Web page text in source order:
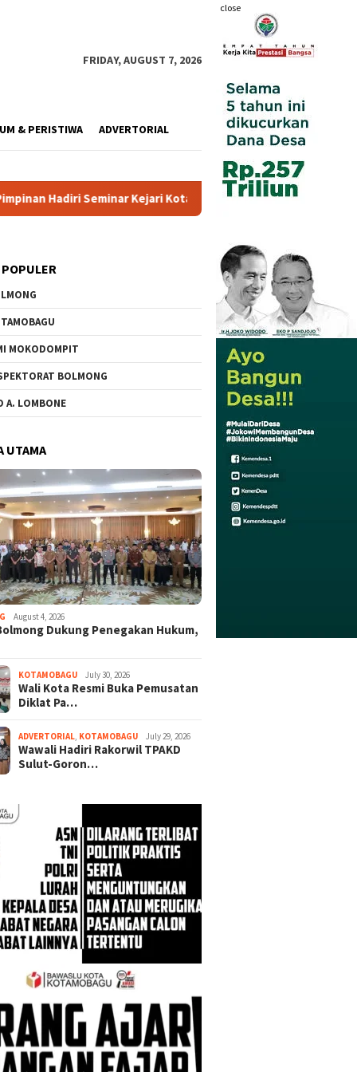
close
FRIDAY, AUGUST 7, 2026
& PERISTIWA ADVERTORIAL
Kejari Kotamobagu Wali Kota Resmi Buka
MOKODOMPIT
BOLMONG
A. LOMBONE
UTAMA
August 4, 2026
Dukung Penegakan Hukum,
KOTAMOBAGU July 30, 2026
Wali Kota Resmi Buka Pemusatan
Diklat Pa…
ADVERTORIAL, KOTAMOBAGU July 29, 2026
Wawali Hadiri Rakorwil TPAKD
Sulut-Goron…